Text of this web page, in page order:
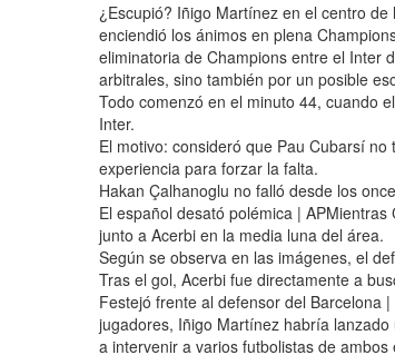
¿Escupió? Iñigo Martínez en el centro
enciendió los ánimos en plena
eliminatoria de Champions entre el Inter
arbitrales, sino también por un posible
Todo comenzó en el minuto 44, cuando
Inter.
El motivo: consideró que Pau Cubarsí
experiencia para forzar la falta.
Hakan Çalhanoglu no falló desde los
El español desató polémica |
junto a Acerbi en la media luna del área.
Según se observa en las imágenes, el
Tras el gol, Acerbi fue directamente a
Festejó frente al defensor del Barcelona
jugadores, Iñigo Martínez habría
a intervenir a varios futbolistas de ambos